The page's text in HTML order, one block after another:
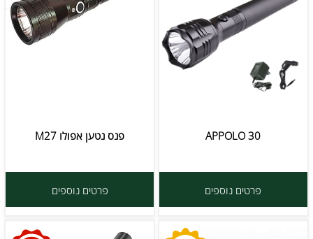
APPOLO 30
פרטים נוספים
פנס נטען אפולו M27
פרטים נוספים